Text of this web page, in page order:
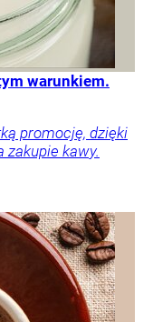
warunkiem.
promocję, dzięki
zakupie kawy.